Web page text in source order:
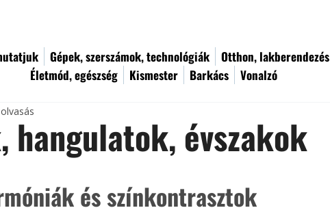
Gépek, szerszámok, technológiák Otthon, lakberendezés
Életmód, egészség
Kismester Barkács Vonalzó
hangulatok, évszakok
és színkontrasztok